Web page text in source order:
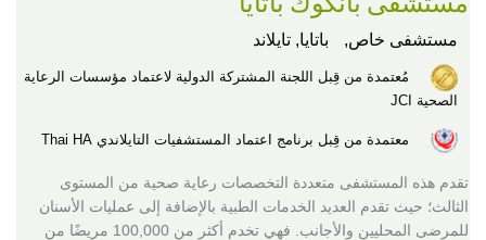
مستشفى خاص, باتايا, تايلاند
مُعتمدة من قِبل اللجنة المشتركة الدولية لاعتماد مؤسسات الرعاية
الصحية JCI
معتمدة من قِبل برنامج اعتماد المستشفيات التايلاندي Thai HA
تقدم هذه المستشفى متعددة التخصصات رعاية صحية من المستوى
الثالث؛ حيث تقدم العديد الخدمات الطبية بالإضافة إلى عمليات الأسنان
للمرضى المحليين والأجانب. فهي تخدم أكثر من 100,000 مريضًا من